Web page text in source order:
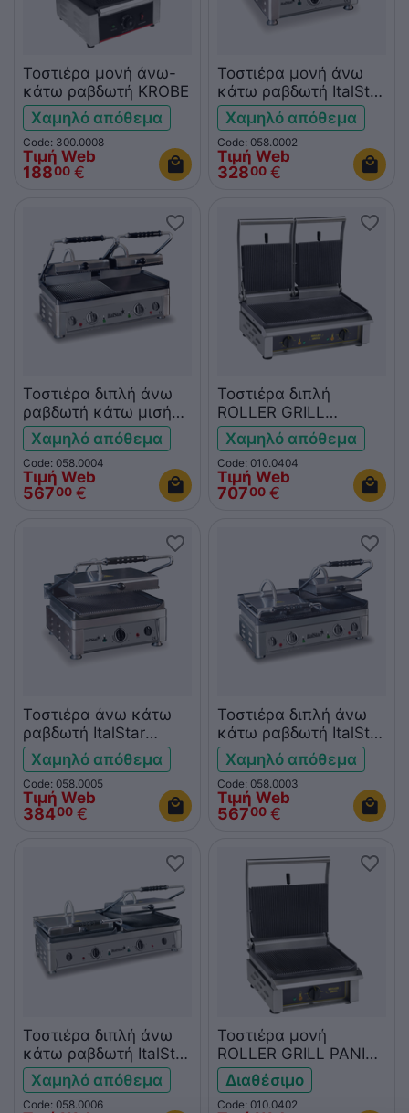
Τοστιέρα μονή άνω-
κάτω ραβδωτή KROBE
Χαμηλό απόθεμα
Code: 300.0008
Τιμή Web
18800 €
Τοστιέρα μονή άνω
κάτω ραβδωτή ItalStar
ITAL0002
Χαμηλό απόθεμα
Code: 058.0002
Τιμή Web
32800 €
Τοστιέρα διπλή άνω
ραβδωτή κάτω μισή
μισή ItalStar ITAL0004
Χαμηλό απόθεμα
Code: 058.0004
Τιμή Web
56700 €
Τοστιέρα διπλή
ROLLER GRILL
MAJESTIC R
Χαμηλό απόθεμα
Code: 010.0404
Τιμή Web
70700 €
Τοστιέρα άνω κάτω
ραβδωτή ItalStar
ITAL0005
Χαμηλό απόθεμα
Code: 058.0005
Τιμή Web
38400 €
Τοστιέρα διπλή άνω
κάτω ραβδωτή ItalStar
ITAL0003
Χαμηλό απόθεμα
Code: 058.0003
Τιμή Web
56700 €
Τοστιέρα διπλή άνω
κάτω ραβδωτή ItalStar
ITAL0006
Χαμηλό απόθεμα
Code: 058.0006
Τοστιέρα μονή
ROLLER GRILL PANINI
RΔιαθέσιμο
Code: 010.0402